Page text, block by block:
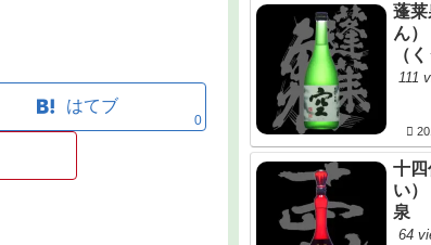
はてブ
0
蓬
ん
（
111
十
い
泉
64